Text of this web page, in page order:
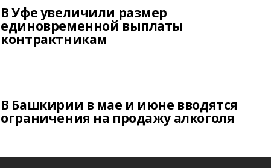
В Уфе увеличили размер
единовременной выплаты
контрактникам
В Башкирии в мае и июне вводятся
ограничения на продажу алкоголя